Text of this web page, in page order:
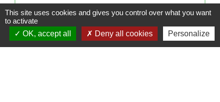
Signaler une erreur sur cette page
This site uses cookies and gives you control over what you want
to activate
OK, accept all
Deny all cookies Personalize